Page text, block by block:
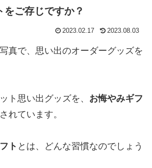
をご存じですか？
2023.02.17 2023.08.03
真で、思い出のオーダーグッズを
ト思い出グッズを、 お悔やみギフ
れています。
ト とは、どんな習慣なのでしょう